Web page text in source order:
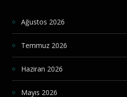
Ağustos 2026
Temmuz 2026
Haziran 2026
Mayıs 2026